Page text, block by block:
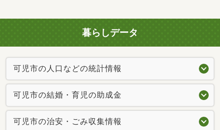
暮らしデータ
可児市の人口などの統計情報
可児市の結婚・育児の助成金
可児市の治安・ごみ収集情報